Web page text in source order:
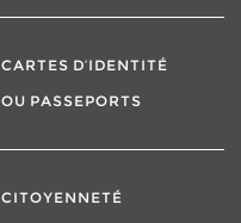
CARTES D’IDENTITÉ
OU PASSEPORTS
CITOYENNETÉ